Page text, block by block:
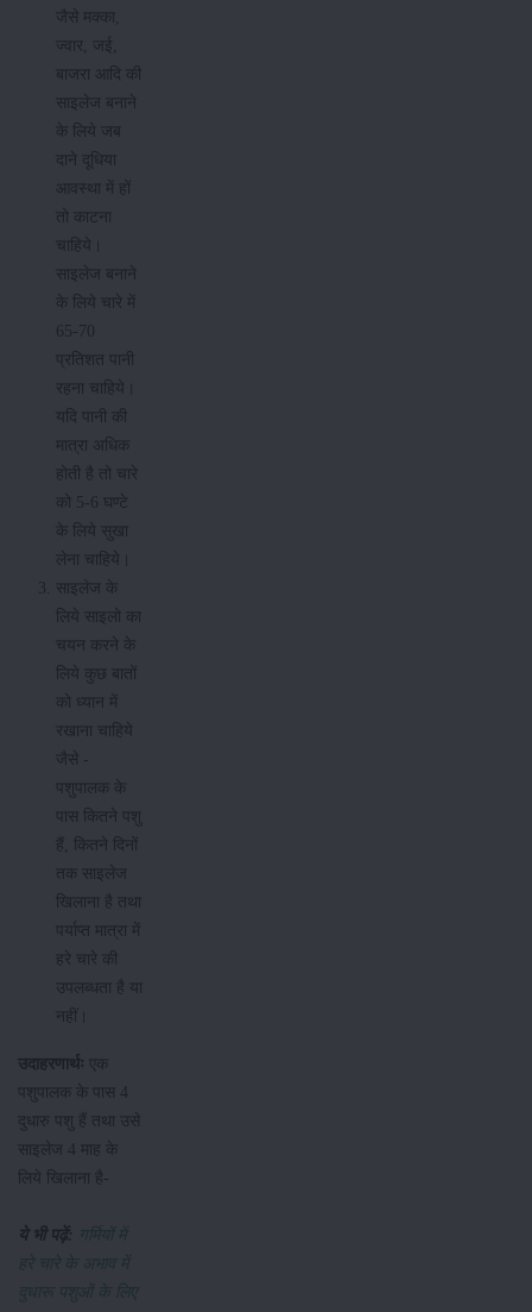
जैसे मक्का,
ज्वार, जई,
बाजरा आदि की
साइलेज बनाने
के लिये जब
दाने दूधिया
आवस्था में हों
तो काटना
चाहिये।
साइलेज बनाने
के लिये चारे में
65-70
प्रतिशत पानी
रहना चाहिये।
यदि पानी की
मात्रा अधिक
होती है तो चारे
को 5-6 घण्टे
के लिये सुखा
लेना चाहिये।
साइलेज के
लिये साइलो का
चयन करने के
लिये कुछ बातों
को ध्यान में
रखाना चाहिये
जैसे -
पशुपालक के
पास कितने पशु
हैं, कितने दिनों
तक साइलेज
खिलाना है तथा
पर्याप्त मात्रा में
हरे चारे की
उपलब्धता है या
नहीं।
उदाहरणार्थः एक
पशुपालक के पास 4
दुधारु पशु हैं तथा उसे
साइलेज 4 माह के
लिये खिलाना है-
ये भी पढ़ें: गर्मियों में
हरे चारे के अभाव में
दुधारू पशुओं के लिए